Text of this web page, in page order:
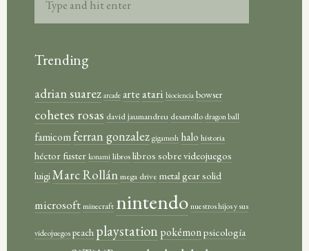
Trending
adrian suarez arcade arteatari biociencia bowser
cohetes rosas david jaumandreu desarrollodragon ball
famicomferran gonzalez gigamesh halo historia
héctor fuster konami libroslibros sobre videojuegos
luigiMarc Rollánmega drive metal gear solid
microsoftminecraft nintendonuestros hijos y sus
videojuegospeach playstation pokémonpsicología